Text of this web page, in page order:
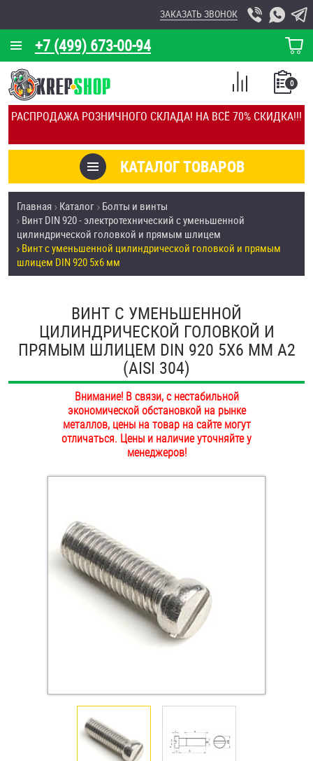
РАСПРОДАЖА РОЗНИЧНОГО СКЛАДА! НА ВСЁ 70% СКИДКА!!!
+7 (499) 673-00-94
ЗАКАЗАТЬ ЗВОНОК
КОРЗИНА
О КОМПАНИИ
КАЛЬКУЛЯТОР
ОТЗЫВЫ
УСЛУГИ
СКИДКИ
ОПТ
ОПЛАТА И ДОСТАВКА
КАТАЛОГ ТОВАРОВ
0
СПИСОК
СРАВНЕНИЕ
Товары со скидкой
Анкеры
Антивандальный крепёж, инструмент
Болты и винты
Втулки
Дюбели
Дюймовый крепёж
Инструмент
Крюки, кольца с метрической резьбой
Крюки, кольца с шурупной резьбой
Саморезы и шурупы
Главная Каталог Болты и винты
Винт DIN 920 - электротехнический с уменьшенной
цилиндрической головкой и прямым шлицем
Винт с уменьшенной цилиндрической головкой и прямым
шлицем DIN 920 5х6 мм
ВИНТ С УМЕНЬШЕННОЙ
ЦИЛИНДРИЧЕСКОЙ ГОЛОВКОЙ И
ПРЯМЫМ ШЛИЦЕМ DIN 920 5Х6 ММ А2
(AISI 304)
Внимание! В связи, с нестабильной
экономической обстановкой на рынке
металлов, цены на товар на сайте могут
отличаться. Цены и наличие уточняйте у
менеджеров!